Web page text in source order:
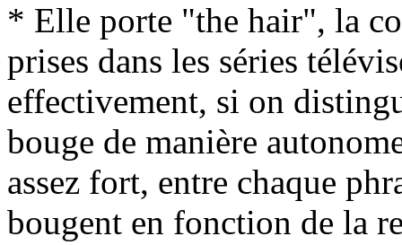
* Elle porte "the hair", la
prises dans les séries
effectivement, si on
bouge de manière
assez fort, entre chaque
bougent en fonction de la